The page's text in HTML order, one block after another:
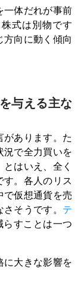
一体だれが事前
式は別物です
向に動く傾向
与える主な
があります。た
況で全力買いを
はいえ、全く
。各人のリス
で仮想通貨を売
そうです。 テ
らすことは一つ
に大きな影響を